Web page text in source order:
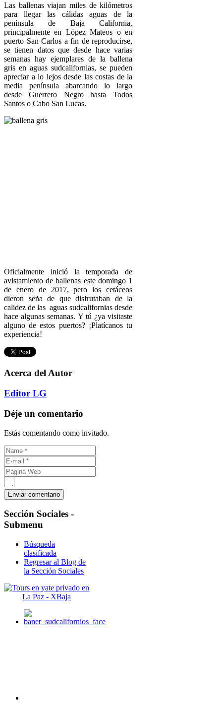
Las ballenas viajan miles de kilómetros
para llegar las cálidas aguas de la
península de Baja California,
principalmente en López Mateos o en
puerto San Carlos a fin de reproducirse,
se tienen datos que desde hace varias
semanas hay ejemplares de la ballena
gris en aguas sudcalifornias, se pueden
apreciar a lo lejos desde las costas de la
media península abarcando lo largo
desde Guerrero Negro hasta Todos
Santos o Cabo San Lucas.
Oficialmente inició la temporada de
avistamiento de ballenas este domingo 1
de enero de 2017, pero los cetáceos
dieron seña de que disfrutaban de la
calidez de las aguas sudcalifornias desde
hace algunas semanas. Y tú ¿ya visitaste
alguno de estos puertos? ¡Platícanos tu
experiencia!
Acerca del Autor
Editor LG
Déje un comentario
Estás comentando como invitado.
Sección Sociales -
Submenu
Búsqueda
clasificada
Regresar al Blog de
la Sección Sociales